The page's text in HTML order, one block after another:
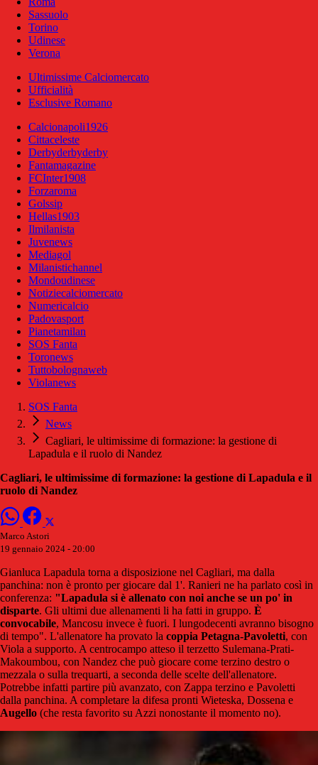
Sassuolo
Torino
Udinese
Verona
Ultimissime Calciomercato
Ufficialità
Esclusive Romano
Calcionapoli1926
Cittaceleste
Derbyderbyderby
Fantamagazine
FCInter1908
Forzaroma
Golssip
Hellas1903
Ilmilanista
Juvenews
Mediagol
Milanistichannel
Mondoudinese
Notiziecalciomercato
Numericalcio
Padovasport
Pianetamilan
SOS Fanta
Toronews
Tuttobolognaweb
Violanews
SOS Fanta
News
Cagliari, le ultimissime di formazione: la gestione di
Lapadula e il ruolo di Nandez
Cagliari, le ultimissime di formazione: la gestione di Lapadula e il
ruolo di Nandez
Marco Astori
19 gennaio 2024 - 20:00
Gianluca Lapadula torna a disposizione nel Cagliari, ma dalla
panchina: non è pronto per giocare dal 1'. Ranieri ne ha parlato così in
conferenza: "Lapadula si è allenato con noi anche se un po' in
disparte. Gli ultimi due allenamenti li ha fatti in gruppo. È
convocabile, Mancosu invece è fuori. I lungodecenti avranno bisogno
di tempo". L'allenatore ha provato la coppia Petagna-Pavoletti, con
Viola a supporto. A centrocampo atteso il terzetto Sulemana-Prati-
Makoumbou, con Nandez che può giocare come terzino destro o
mezzala o sulla trequarti, a seconda delle scelte dell'allenatore.
Potrebbe infatti partire più avanzato, con Zappa terzino e Pavoletti
dalla panchina. A completare la difesa pronti Wieteska, Dossena e
Augello (che resta favorito su Azzi nonostante il momento no).